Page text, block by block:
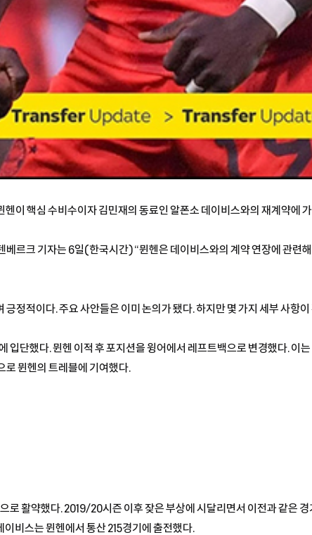
이 핵심 수비수이자 김민재의 동료인 알폰소 데이비스와의 재계약에
베르크 기자는 6일(한국시간) “뮌헨은 데이비스와의 계약 연장에 관련
정적이다. 주요 사안들은 이미 논의가 됐다. 하지만 몇 가지 세부 사항
입단했다. 뮌헨 이적 후 포지션을 윙어에서 레프트백으로 변경했다. 이
뮌헨의 트레블에 기여했다.
로 활약했다. 2019/20시즌 이후 잦은 부상에 시달리면서 이전과 같은
비스는 뮌헨에서 통산 215경기에 출전했다.